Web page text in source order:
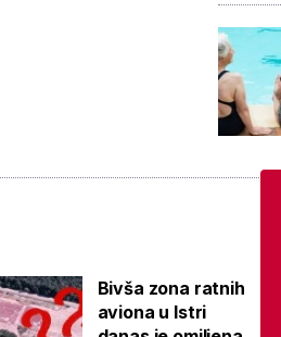
Bivša zona ratnih
aviona u Istri